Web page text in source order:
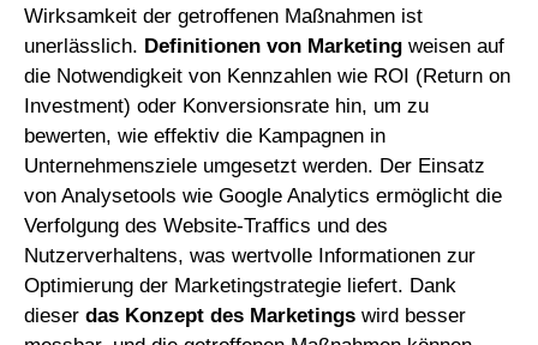
Wirksamkeit der getroffenen Maßnahmen ist
unerlässlich. Definitionen von Marketing weisen auf
die Notwendigkeit von Kennzahlen wie ROI (Return on
Investment) oder Konversionsrate hin, um zu
bewerten, wie effektiv die Kampagnen in
Unternehmensziele umgesetzt werden. Der Einsatz
von Analysetools wie Google Analytics ermöglicht die
Verfolgung des Website-Traffics und des
Nutzerverhaltens, was wertvolle Informationen zur
Optimierung der Marketingstrategie liefert. Dank
dieserdas Konzept des Marketings wird besser